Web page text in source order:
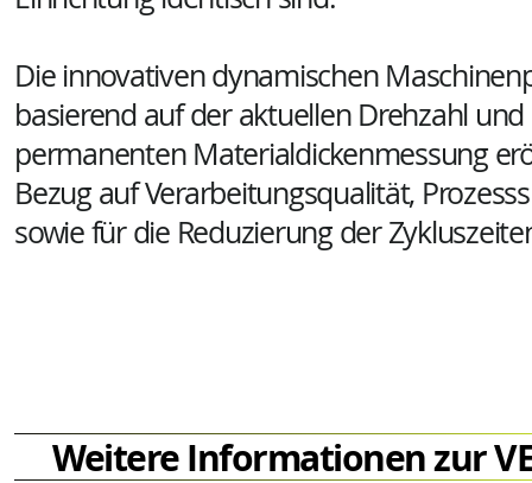
Die innovativen dynamischen
basierend auf der aktuellen Drehzahl
permanenten Materialdickenmessung
Bezug auf Verarbeitungsqualität,
sowie für die Reduzierung der
Weitere Informationen zur